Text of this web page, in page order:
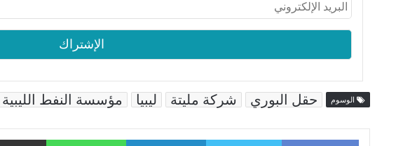
الوسوم حقل البوري شركة مليتة ليبيا مؤسسة النفط الليبية
Facebook
LinkedIn
WhatsApp